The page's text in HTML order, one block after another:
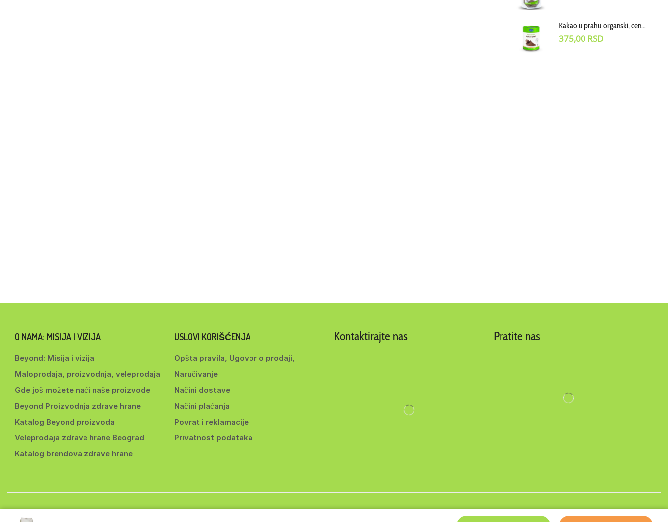
Kakao u prahu organski, cena za 100
375,00 RSD
O NAMA: MISIJA I VIZIJA
Beyond: Misija i vizija
Maloprodaja, proizvodnja, veleprodaja
Gde još možete naći naše proizvode
Beyond Proizvodnja zdrave hrane
Katalog Beyond proizvoda
Veleprodaja zdrave hrane Beograd
Katalog brendova zdrave hrane
USLOVI KORIŠĆENJA
Opšta pravila, Ugovor o prodaji,
Naručivanje
Načini dostave
Načini plaćanja
Povrat i reklamacije
Privatnost podataka
Kontaktirajte nas Pratite nas